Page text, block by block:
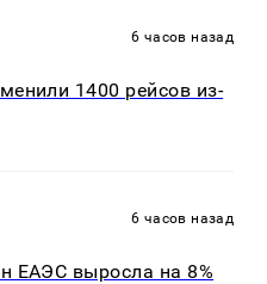
6 часов назад
1400 рейсов из-
6 часов назад
ЕАЭС выросла на 8%